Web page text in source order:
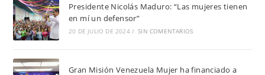
Presidente Nicolás Maduro: “Las mujeres tienen
en mí un defensor”
20 DE JULIO DE 2024 / SIN COMENTARIOS
Gran Misión Venezuela Mujer ha financiado a